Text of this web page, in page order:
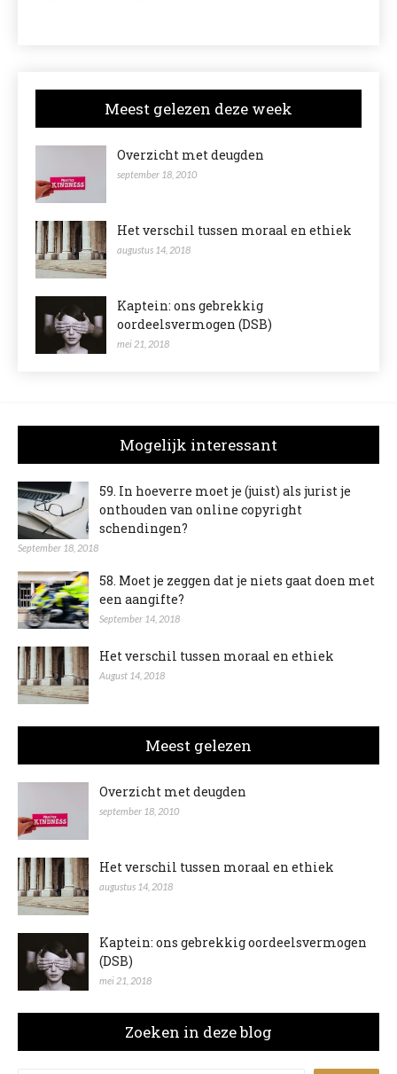
Meest gelezen deze week
Overzicht met deugden
september 18, 2010
Het verschil tussen moraal en ethiek
augustus 14, 2018
Kaptein: ons gebrekkig
oordeelsvermogen (DSB)
mei 21, 2018
Mogelijk interessant
59. In hoeverre moet je (juist) als jurist je
onthouden van online copyright
schendingen?
September 18, 2018
58. Moet je zeggen dat je niets gaat doen met
een aangifte?
September 14, 2018
Het verschil tussen moraal en ethiek
August 14, 2018
Meest gelezen
Overzicht met deugden
september 18, 2010
Het verschil tussen moraal en ethiek
augustus 14, 2018
Kaptein: ons gebrekkig oordeelsvermogen
(DSB)
mei 21, 2018
Zoeken in deze blog